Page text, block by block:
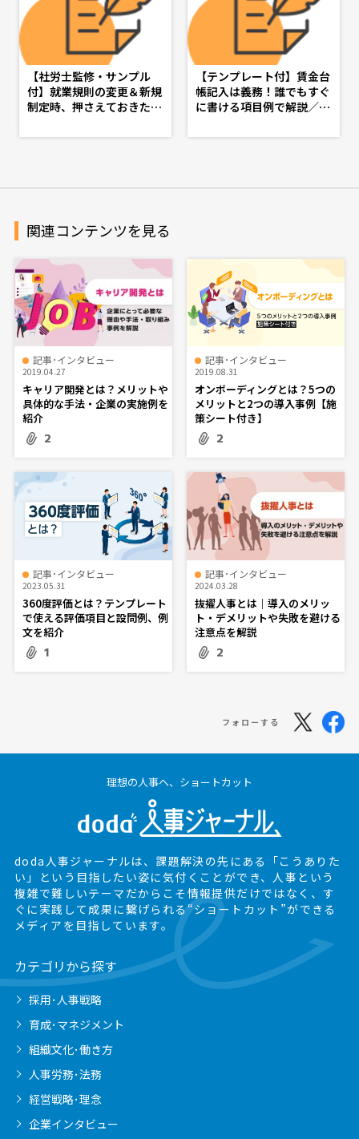
【社労士監修・サンプル
付】就業規則の変更＆新規
制定時、押さえておきたい
（dsj）- 理想の人事へ、シ
【テンプレート付】賃金台
帳記入は義務！誰でもすぐ
に書ける項目例で解説／社
（dsj）- 理想の人事へ、シ
関連コンテンツを見る
記事･インタビュー
2019.04.27
キャリア開発とは？メリットや
具体的な手法・企業の実施例を
紹介
2
記事･インタビュー
2019.08.31
オンボーディングとは？5つの
メリットと2つの導入事例【施
策シート付き】
2
記事･インタビュー
2023.05.31
360度評価とは？テンプレート
で使える評価項目と設問例、例
文を紹介
1
記事･インタビュー
2024.03.28
抜擢人事とは｜導入のメリッ
ト・デメリットや失敗を避ける
注意点を解説
2
フォローする
理想の人事へ、ショートカット
doda人事ジャーナルは、課題解決の先にある
「こうありた
い」という目指したい姿に気付くことができ、 人事という
複雑で難しいテーマだからこそ情報提供だけではなく、 す
ぐに実践して成果に繋げられる“ショートカット”ができる
メディアを目指しています。
カテゴリから探す
採用･人事戦略
育成･マネジメント
組織文化･働き方
人事労務･法務
経営戦略･理念
企業インタビュー